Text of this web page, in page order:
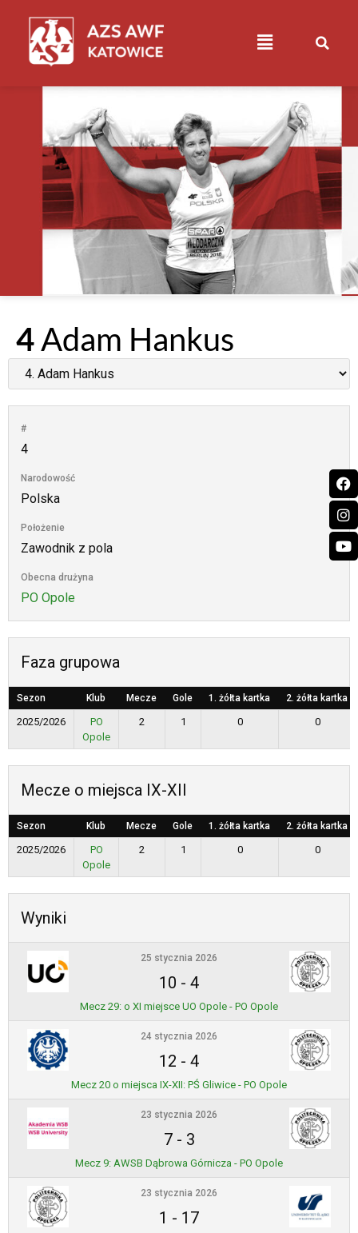
4Adam Hankus
#
4
Narodowość
Polska
Położenie
Zawodnik z pola
Obecna drużyna
PO Opole
Faza grupowa
Sezon Klub Mecze Gole 1. żółta kartka 2. żółta kartka
2025/2026
PO
Opole
2 1 0 0
Mecze o miejsca IX-XII
Sezon Klub Mecze Gole 1. żółta kartka 2. żółta kartka
2025/2026
PO
Opole
2 1 0 0
Wyniki
25 stycznia 2026
10 - 4
Mecz 29: o XI miejsce UO Opole - PO Opole
24 stycznia 2026
12 - 4
Mecz 20 o miejsca IX-XII: PŚ Gliwice - PO Opole
23 stycznia 2026
7- 3
Mecz 9: AWSB Dąbrowa Górnicza - PO Opole
23 stycznia 2026
1 - 17